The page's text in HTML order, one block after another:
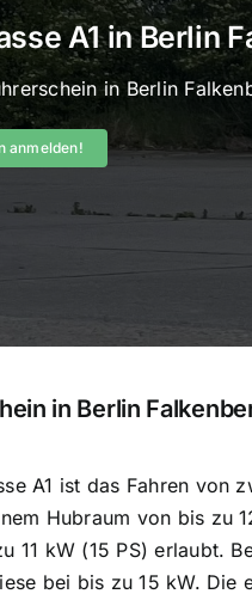
A1 in Berlin
in Berlin
anmelden!
in Berlin
A1 ist das Fahren von
Hubraum von bis zu
11 kW (15 PS) erlaubt.
bei bis zu 15 kW. Die